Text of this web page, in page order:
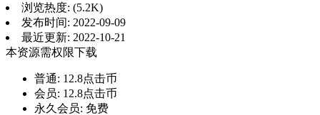
浏览热度: (5.2K)
发布时间: 2022-09-09
最近更新: 2022-10-21
本资源需权限下载
普通: 12.8点击币
会员: 12.8点击币
永久会员: 免费